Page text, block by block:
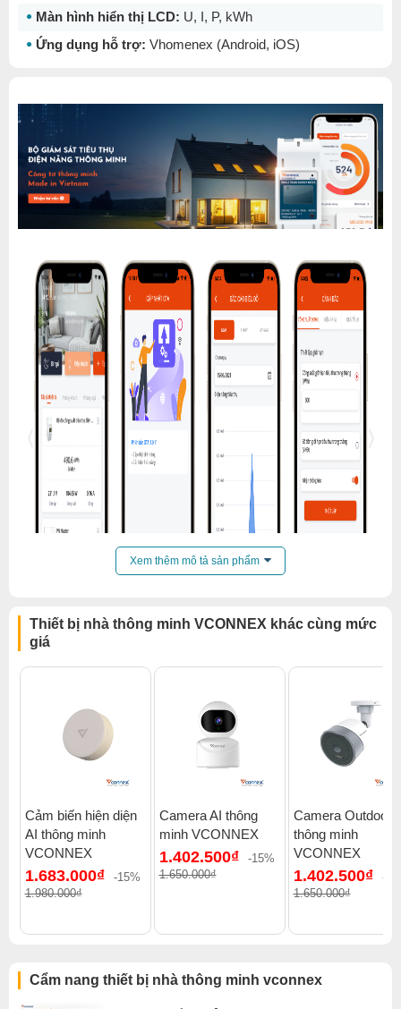
Màn hình hiển thị LCD: U, I, P, kWh
Ứng dụng hỗ trợ: Vhomenex (Android, iOS)
Xem thêm mô tả sản phẩm
Thiết bị nhà thông minh VCONNEX khác cùng mức
giá
Cảm biến hiện diện
AI thông minh
VCONNEX
1.683.000₫
-15%
1.980.000₫
Camera AI thông
minh VCONNEX
1.402.500₫
-15%
1.650.000₫
Camera Outdoor
thông minh
VCONNEX
1.402.500₫
-
1.650.000₫
Cẩm nang thiết bị nhà thông minh vconnex